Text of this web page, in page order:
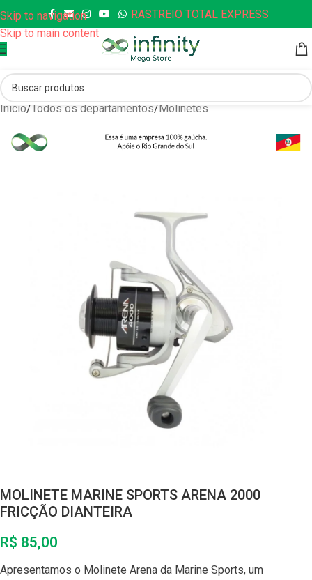
Skip to navigation
Skip to main content
RASTREIO TOTAL EXPRESS
Início/ Todos os departamentos/Molinetes
MOLINETE MARINE SPORTS ARENA 2000
FRICÇÃO DIANTEIRA
R$ 85,00
Apresentamos o Molinete Arena da Marine Sports, um